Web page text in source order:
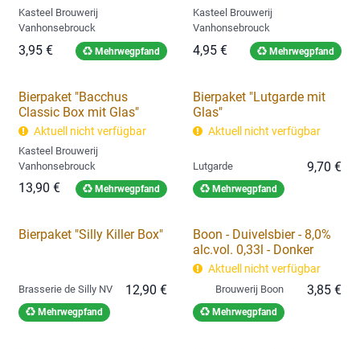
Kasteel Brouwerij
Vanhonsebrouck
3,95 € Mehrwegpfand
Kasteel Brouwerij
Vanhonsebrouck
4,95€ Mehrwegpfand
Bierpaket "Bacchus
Classic Box mit Glas"
Aktuell nicht verfügbar
Kasteel Brouwerij
Vanhonsebrouck
13,90 € Mehrwegpfand
Bierpaket "Lutgarde mit
Glas"
Aktuell nicht verfügbar
Lutgarde 9,70 €
Mehrwegpfand
Bierpaket "Silly Killer Box"
Brasserie de Silly NV 12,90 €
Mehrwegpfand
Boon - Duivelsbier - 8,0%
alc.vol. 0,33l - Donker
Aktuell nicht verfügbar
Brouwerij Boon 3,85€
Mehrwegpfand